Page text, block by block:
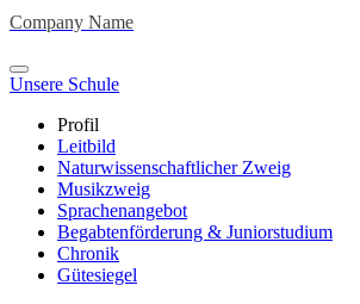
Company Name
Unsere Schule
Profil
Leitbild
Naturwissenschaftlicher Zweig
Musikzweig
Sprachenangebot
Begabtenförderung & Juniorstudium
Chronik
Gütesiegel